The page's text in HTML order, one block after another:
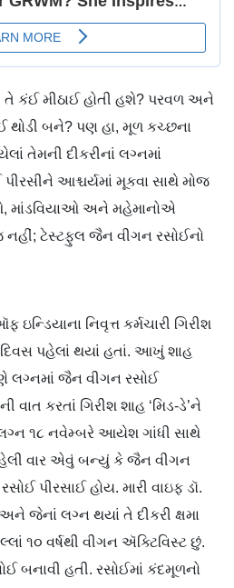
કંઈ મીઠાઈ હોતી હશે? પરવળ અને
થોડી બને? પણ હા, મૂળ કચ્છના
તેમની દીકરીનાં લગ્નમાં
આશ્ચર્યમાં મૂકવા સાથે મોજ
માંડવિયાઓ અને મહેમાનોએ
નહીં; ટેસ્ટફુલ જૈન વીગન રસોઈનો
ઇન્ડિયાના નિવૃત્ત કર્મચારી ગિરીશ
દિવસ પહેલાં થયાં હતાં. આખું શાહ
લગ્નમાં જૈન વીગન રસોઈ
વાત કરતાં ગિરીશ શાહ ‘મિડ-ડે’ને
લગ્ન ૧૮ નવેમ્બરે આયેશ ગાંધી સાથે
વાર એવું બન્યું કે જૈન વીગન
પીરસાઈ હોય. મારી વાઇફ ડૉ.
અને જેનાં લગ્ન થયાં તે દીકરી ક્ષમા
૧૦ વર્ષથી વીગન ઍક્ટિવિસ્ટ છું.
બનાવી હતી. રસોઈમાં કંદમૂળનો